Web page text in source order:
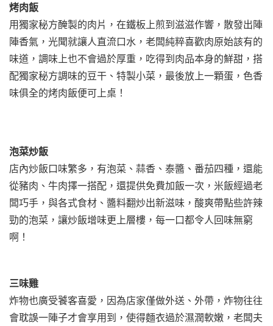
烤肉飯
用獨家秘方醃製的肉片，在鐵板上煎到滋滋作響，散發出陣
陣香氣，光聞就讓人直流口水，老闆純粹喜歡肉原始該有的
味道，調味上也不會過於厚重，吃得到肉品本身的鮮甜，搭
配獨家秘方調味的豆干、特製小菜，最後放上一顆蛋，色香
味俱全的烤肉飯便可上桌！
泡菜炒飯
店內炒飯口味繁多，有泡菜、蒜香、泰醬、番茄四種，還能
從豬肉、牛肉擇一搭配，還提供免費加飯一次，米飯經過老
闆巧手，與各式食材、醬料翻炒出新滋味，酸爽帶點些許辣
勁的泡菜，讓炒飯增味更上層樓，每一口都令人回味無窮
啊！
三味雞
炸物也廣受饕客喜愛，因為店家僅做外送、外帶，炸物往往
會耽誤一陣子才會享用到，使得麵衣過於濕潤軟嫩，老闆夫